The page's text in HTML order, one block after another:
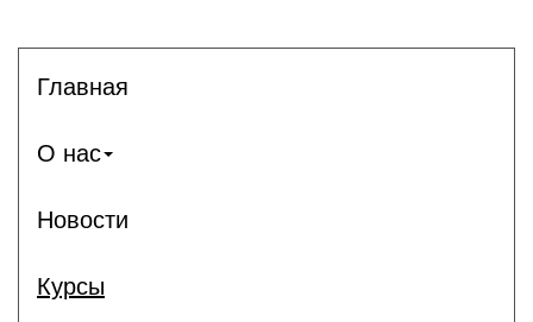
Главная
О нас
Новости
Курсы